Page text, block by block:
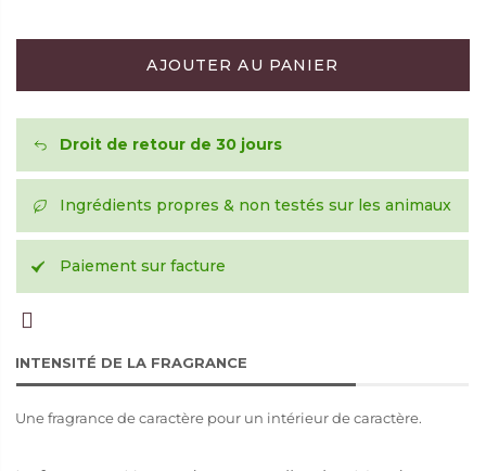
AJOUTER AU PANIER
Droit de retour de 30 jours
Ingrédients propres & non testés sur les animaux
Paiement sur facture
INTENSITÉ DE LA FRAGRANCE
Une fragrance de caractère pour un intérieur de caractère.